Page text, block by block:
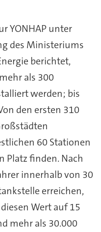
YONHAP unter
des Ministeriums
berichtet,
als 300
werden; bis
den ersten 310
60 Stationen
Platz finden. Nach
innerhalb von 30
erreichen,
Wert auf 15
mehr als 30.000